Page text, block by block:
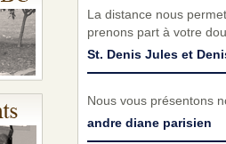
La distance nous
prenons part à votre
St. Denis Jules et
Nous vous présentons
andre diane parisien